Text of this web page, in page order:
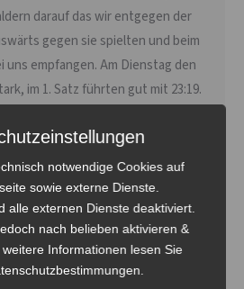
darauf das wir entgegen der
gegen sie spielten und beim
uns empfangen. Am Dienstag den
im 1. Satz führten gut mit 23:19.
notwendige Cookies auf
sowie externe Dienste.
alle externen Dienste deaktiviert.
nach belieben aktivieren &
Informationen lesen Sie